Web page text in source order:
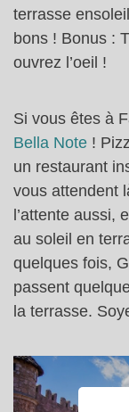
terrasse
bons ! Bonus :
ouvrez l’oeil !
Si vous êtes à
Bella Note !
un restaurant
vous attendent
l’attente aussi,
au soleil en
quelques fois,
passent
la terrasse.